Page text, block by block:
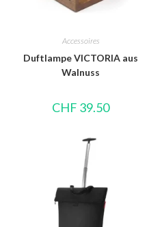
Accessoires
Duftlampe VICTORIA aus
Walnuss
CHF 39.50